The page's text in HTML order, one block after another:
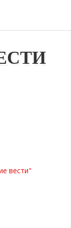
вести"